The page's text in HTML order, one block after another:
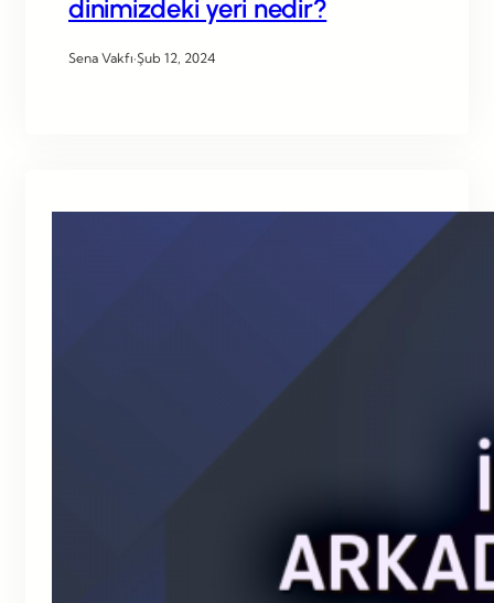
dinimizdeki yeri nedir?
Sena Vakfı·Şub 12, 2024